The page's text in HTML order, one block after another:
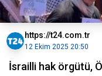
https://t24.com.tr
12 Ekim 2025 20:50
İsrailli hak örgütü,